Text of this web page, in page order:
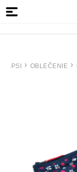
PSI OBLEČENIE